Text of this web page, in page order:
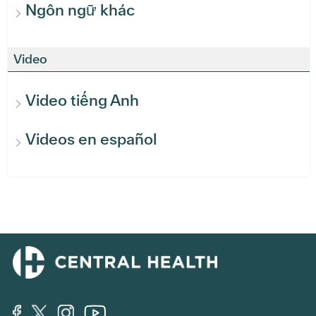
Ngôn ngữ khác
Video
Video tiếng Anh
Videos en español